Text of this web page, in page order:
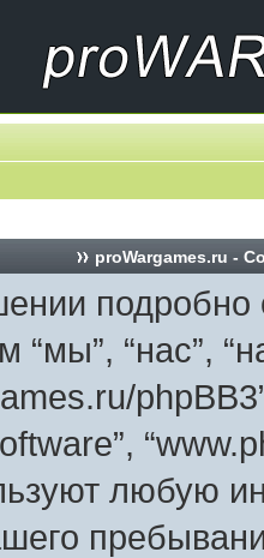
proWargames.ru -
подробно
“нас”,
любую